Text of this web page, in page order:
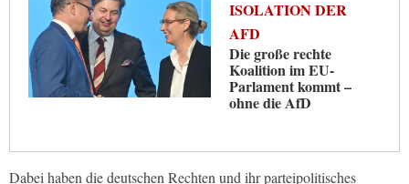
ISOLATION DER
AFD
Die große rechte
Koalition im EU-
Parlament kommt –
ohne die AfD
Dabei haben die deutschen Rechten und ihr parteipolitisches